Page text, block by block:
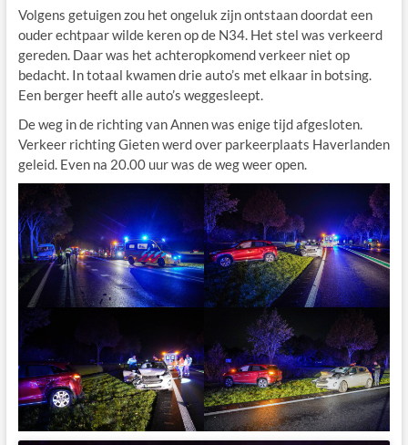
Volgens getuigen zou het ongeluk zijn ontstaan doordat een
ouder echtpaar wilde keren op de N34. Het stel was verkeerd
gereden. Daar was het achteropkomend verkeer niet op
bedacht. In totaal kwamen drie auto’s met elkaar in botsing.
Een berger heeft alle auto’s weggesleept.
De weg in de richting van Annen was enige tijd afgesloten.
Verkeer richting Gieten werd over parkeerplaats Haverlanden
geleid. Even na 20.00 uur was de weg weer open.